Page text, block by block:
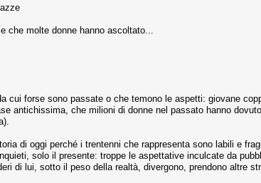
che molte donne hanno ascoltato...
cui forse sono passate o che temono le aspetti: giovane
antichissima, che milioni di donne nel passato hanno
di oggi perché i trentenni che rappresenta sono labili e
solo il presente: troppe le aspettative inculcate da
di lui, sotto il peso della realtà, divergono, prendono altre